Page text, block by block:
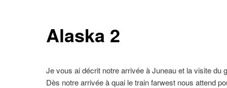
Alaska 2
Je vous ai décrit notre arrivée à Juneau et la visite
Dès notre arrivée à quai le train farwest nous attend